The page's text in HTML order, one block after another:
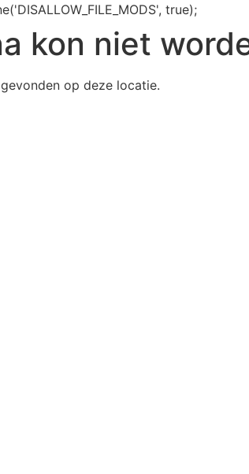
true);
kon niet
op deze locatie.